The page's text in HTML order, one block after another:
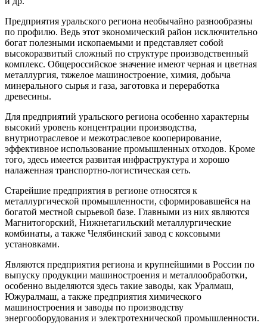
Предприятия уральского региона необычайно разнообразны
по профилю. Ведь этот экономический район исключительно
богат полезными ископаемыми и представляет собой
высокоразвитый сложный по структуре производственный
комплекс. Общероссийское значение имеют черная и цветная
металлургия, тяжелое машиностроение, химия, добыча
минерального сырья и газа, заготовка и переработка
древесины.
Для предприятий уральского региона особенно характерны
высокий уровень концентрации производства,
внутриотраслевое и межотраслевое кооперирование,
эффективное использование промышленных отходов. Кроме
того, здесь имеется развитая инфраструктура и хорошо
налаженная транспортно-логистическая сеть.
Старейшие предприятия в регионе относятся к
металлургической промышленности, сформировавшейся на
богатой местной сырьевой базе. Главными из них являются
Магнитогорский, Нижнетагильский металлургические
комбинаты, а также Челябинский завод с коксовыми
установками.
Являются предприятия региона и крупнейшими в России по
выпуску продукции машиностроения и металлообработки,
особенно выделяются здесь такие заводы, как Уралмаш,
Южуралмаш, а также предприятия химического
машиностроения и заводы по производству
энергооборудования и электротехнической промышленности.